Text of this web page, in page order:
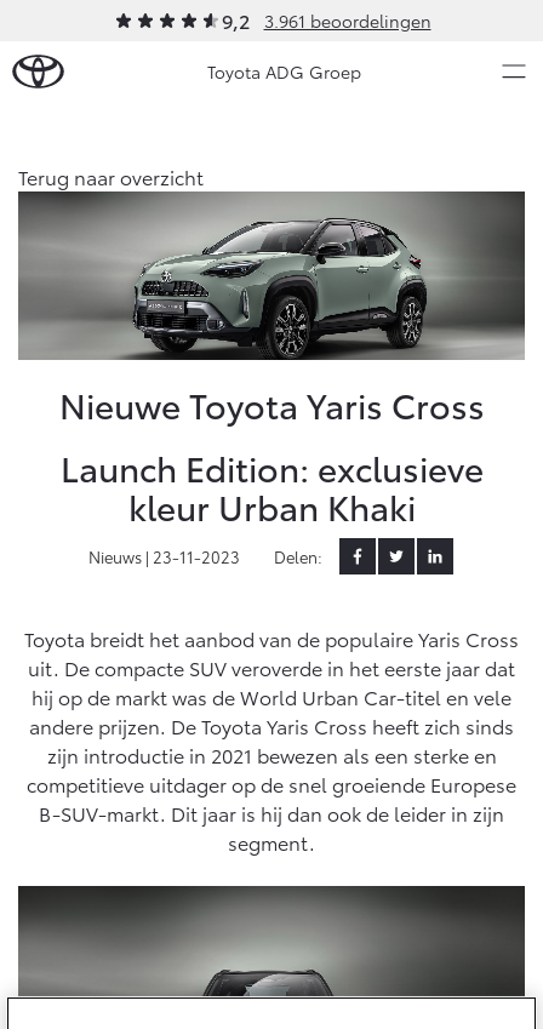
9,2 3.961 beoordelingen
Toyota ADG Groep
Ons bedrijf
Ons bedrijf
Onze medewerkers
Mobiliteitslease Drenthe
Voorwaarden
Praktische informatie
Modellen
Vanaf € 23.750,-
Yaris
HYBRIDE
Vanaf € 27.195,-
Vanaf € 31.895,- Vanaf € 32.995,-
HYBRIDE
HYBRIDE
Occasions
Onderhoud op Maat
APK
Airco check
Vakantiecheck
Hybride Zekerheid Controle
Toyota handleidingen
Toyota Service Informatie (SIL)
Schade & Garantie
Toyota Pechhulp
Wat is Private Lease?
Bereken je maandbedrag
Private Lease voor ZZP
Zakelijk
Toyota voor de zaak
Leaserijder
ZZP
Werkplaatsafspraak maken
Contact en Route
Plan een proefrit
Vraag een brochure aan
Terug naar overzicht
Nieuwe Toyota Yaris Cross
Launch Edition: exclusieve
kleur Urban Khaki
Nieuws | 23-11-2023 Delen:
Toyota breidt het aanbod van de populaire Yaris Cross
uit. De compacte SUV veroverde in het eerste jaar dat
hij op de markt was de World Urban Car-titel en vele
andere prijzen. De Toyota Yaris Cross heeft zich sinds
zijn introductie in 2021 bewezen als een sterke en
competitieve uitdager op de snel groeiende Europese
B-SUV-markt. Dit jaar is hij dan ook de leider in zijn
segment.